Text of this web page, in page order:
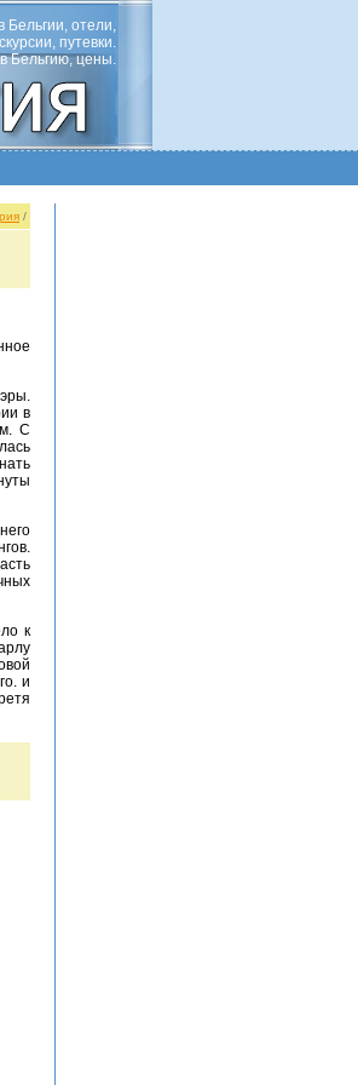
Бельгии, отели,
путевки.
Бельгию, цены.
/
в
С
и